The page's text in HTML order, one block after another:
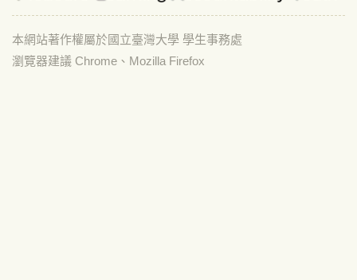
本網站著作權屬於國立臺灣大學 學生事務處
瀏覽器建議 Chrome、Mozilla Firefox